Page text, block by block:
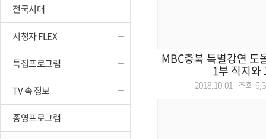
전국시대
시청자 FLEX
특집프로그램
TV 속 정보
종영프로그램
MBC충북 특별강연 도
1부 직지와
2018.10.01 조회